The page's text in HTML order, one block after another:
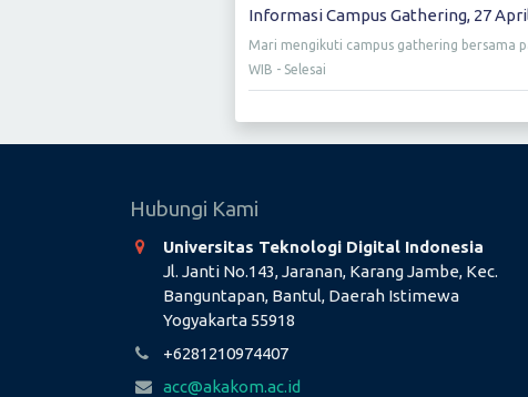
Informasi Campus Gathering, 27
Mari mengikuti campus gathering bersama
WIB - Selesai
Hubungi Kami
Universitas Teknologi Digital Indonesia
Jl. Janti No.143, Jaranan, Karang Jambe, Kec.
Banguntapan, Bantul, Daerah Istimewa
Yogyakarta 55918
+6281210974407
acc@akakom.ac.id